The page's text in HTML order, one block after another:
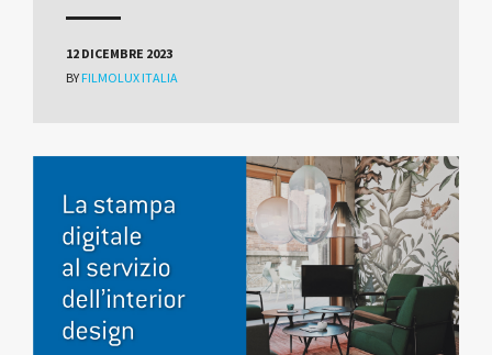
12 DICEMBRE 2023
BY FILMOLUX ITALIA